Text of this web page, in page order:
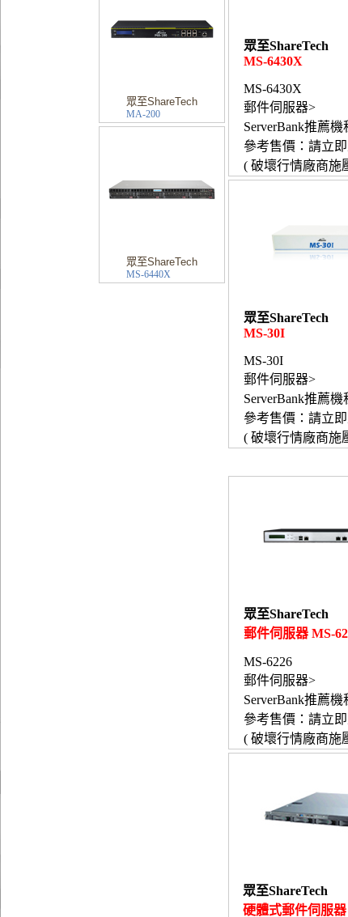
眾至ShareTech
MA-200
眾至ShareTech
MS-6440X
眾至ShareTech
MS-6430X
MS-6430X
郵件伺服器>
ServerBank推薦機
參考售價：請立
( 破壞行情廠商施
眾至ShareTech
MS-30I
MS-30I
郵件伺服器>
ServerBank推薦機
參考售價：請立
( 破壞行情廠商施
眾至ShareTech
郵件伺服器 MS-
MS-6226
郵件伺服器>
ServerBank推薦機
參考售價：請立
( 破壞行情廠商施
眾至ShareTech
硬體式郵件伺服器